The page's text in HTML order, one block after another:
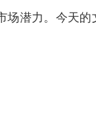
场潜力。今天